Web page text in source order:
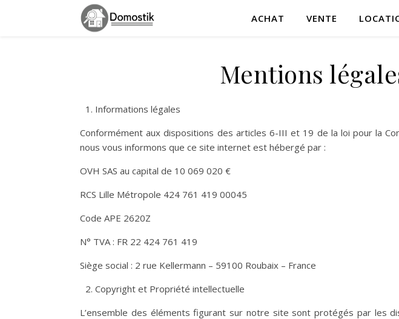
ACHAT VENTE
Mentions
Informations légales
Conformément aux dispositions des articles 6-III et 19 de la loi pour la
nous vous informons que ce site internet est hébergé par :
OVH SAS au capital de 10 069 020 €
RCS Lille Métropole 424 761 419 00045
Code APE 2620Z
N° TVA : FR 22 424 761 419
Siège social : 2 rue Kellermann – 59100 Roubaix – France
Copyright et Propriété intellectuelle
L’ensemble des éléments figurant sur notre site sont protégés par les